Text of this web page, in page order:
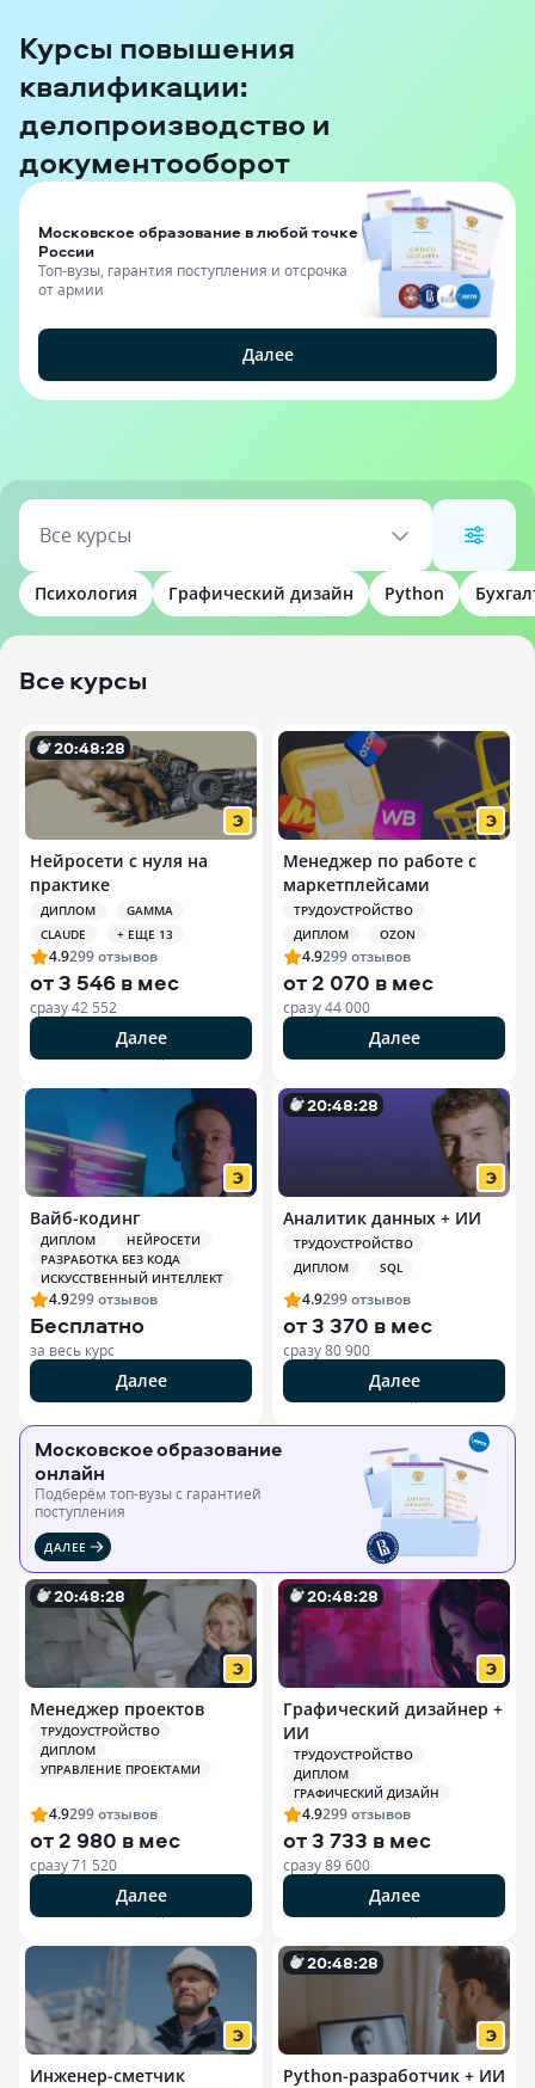
Курсы повышения
квалификации:
делопроизводство и
документооборот
Московское образование в любой точке
России
Топ-вузы, гарантия поступления и отсрочка
от армии
Далее
Все курсы
Психология Графический дизайн Python
Все курсы
20:48:27
Нейросети с нуля на
практике
ДИПЛОМ
GAMMA
CLAUDE
+ ЕЩЕ 13
4.9299отзывов
от3 546 в мес
сразу42 552
Далее
Менеджер по работе с
маркетплейсами
ТРУДОУСТРОЙСТВО
ДИПЛОМ
OZON
4.9299отзывов
от2 070 в мес
сразу44 000
Далее
Вайб-кодинг
ДИПЛОМ
НЕЙРОСЕТИ
РАЗРАБОТКА БЕЗ КОДА
ИСКУССТВЕННЫЙ ИНТЕЛЛЕКТ
4.9299отзывов
Бесплатно
за весь курс
Далее
20:48:27
Аналитик данных + ИИ
ТРУДОУСТРОЙСТВО
ДИПЛОМ
SQL
4.9299отзывов
от3 370 в мес
сразу80 900
Далее
Московское образование
онлайн
Подберём топ-вузы c гарантией
поступления
ДАЛЕЕ
20:48:27
Менеджер проектов
ТРУДОУСТРОЙСТВО
ДИПЛОМ
УПРАВЛЕНИЕ ПРОЕКТАМИ
4.9299отзывов
от2 980 в мес
сразу71 520
Далее
20:48:27
Графический дизайнер +
ИИ
ТРУДОУСТРОЙСТВО
ДИПЛОМ
ГРАФИЧЕСКИЙ ДИЗАЙН
4.9299отзывов
от3 733 в мес
сразу89 600
Далее
Инженер-сметчик
20:48:27
Python-разработчик + ИИ